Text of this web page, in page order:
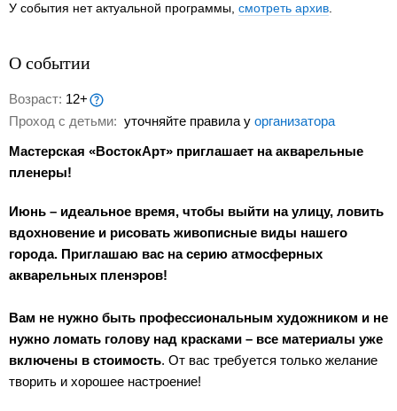
У события нет актуальной программы, смотреть архив
О событии
Возраст: 12+
Проход с детьми: уточняйте правила у организатора
Мастерская «ВостокАрт» приглашает на акварельные
пленеры!
Июнь – идеальное время, чтобы выйти на улицу, ловить
вдохновение и рисовать живописные виды нашего
города. Приглашаю вас на серию атмосферных
акварельных пленэров!
Вам не нужно быть профессиональным художником и не
нужно ломать голову над красками – все материалы уже
включены в стоимость. От вас требуется только желание
творить и хорошее настроение!